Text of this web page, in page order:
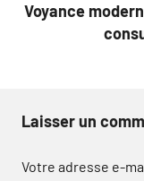
Voyance
Laisser un
Votre adresse e-